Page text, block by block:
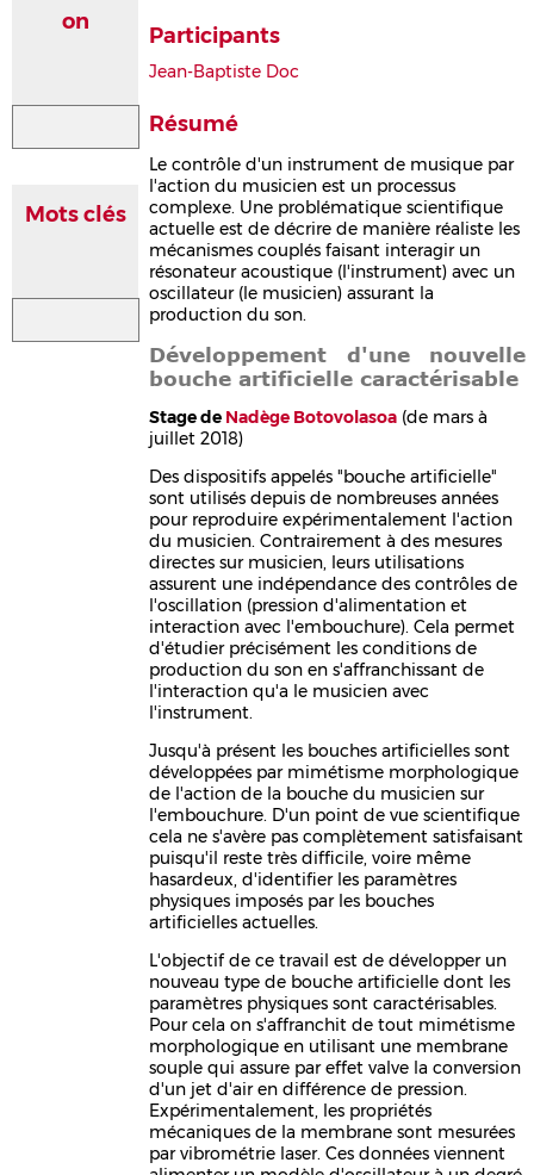
Participants
Jean-Baptiste Doc
Résumé
Le contrôle d'un instrument de musique par
l'action du musicien est un processus
complexe. Une problématique scientifique
actuelle est de décrire de manière réaliste les
mécanismes couplés faisant interagir un
résonateur acoustique (l'instrument) avec un
oscillateur (le musicien) assurant la
production du son.
Développement d'une nouvelle
bouche artificielle caractérisable
Stage de Nadège Botovolasoa (de mars à
juillet 2018)
Des dispositifs appelés "bouche artificielle"
sont utilisés depuis de nombreuses années
pour reproduire expérimentalement l'action
du musicien. Contrairement à des mesures
directes sur musicien, leurs utilisations
assurent une indépendance des contrôles de
l'oscillation (pression d'alimentation et
interaction avec l'embouchure). Cela permet
d'étudier précisément les conditions de
production du son en s'affranchissant de
l'interaction qu'a le musicien avec
l'instrument.
Jusqu'à présent les bouches artificielles sont
développées par mimétisme morphologique
de l'action de la bouche du musicien sur
l'embouchure. D'un point de vue scientifique
cela ne s'avère pas complètement satisfaisant
puisqu'il reste très difficile, voire même
hasardeux, d'identifier les paramètres
physiques imposés par les bouches
artificielles actuelles.
L'objectif de ce travail est de développer un
nouveau type de bouche artificielle dont les
paramètres physiques sont caractérisables.
Pour cela on s'affranchit de tout mimétisme
morphologique en utilisant une membrane
souple qui assure par effet valve la conversion
d'un jet d'air en différence de pression.
Expérimentalement, les propriétés
mécaniques de la membrane sont mesurées
par vibrométrie laser. Ces données viennent
on
Mots clés